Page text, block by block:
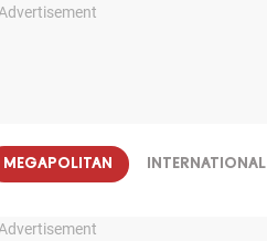
Advertisement
MEGAPOLITAN INTERNATIONAL
Advertisement